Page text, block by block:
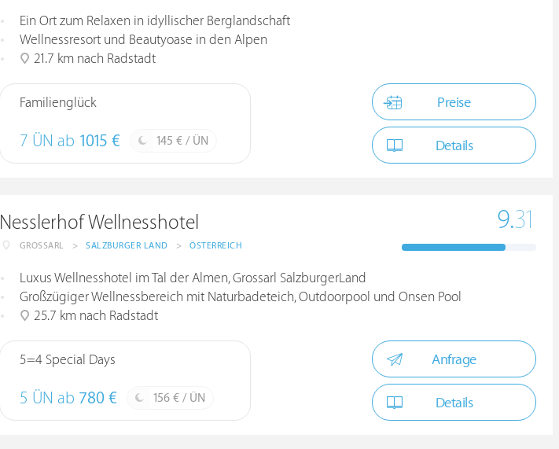
Ein Ort zum Relaxen in idyllischer Berglandschaft
Wellnessresort und Beautyoase in den Alpen
21.7 km nach Radstadt
Familienglück
7 ÜN ab 1015 € 145 € / ÜN
Preise
Details
Nesslerhof Wellnesshotel
GROSSARL > SALZBURGER LAND > ÖSTERREICH
9.31
Luxus Wellnesshotel im Tal der Almen, Grossarl SalzburgerLand
Großzügiger Wellnessbereich mit Naturbadeteich, Outdoorpool und Onsen Pool
25.7 km nach Radstadt
5=4 Special Days
5 ÜN ab 780 € 156 € / ÜN
Anfrage
Details